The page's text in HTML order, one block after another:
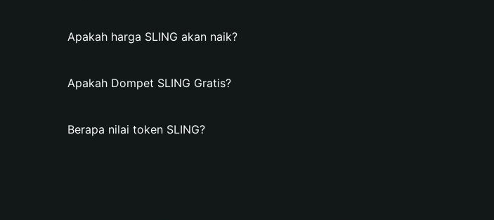
Apakah harga SLING akan naik?
Apakah Dompet SLING Gratis?
Berapa nilai token SLING?